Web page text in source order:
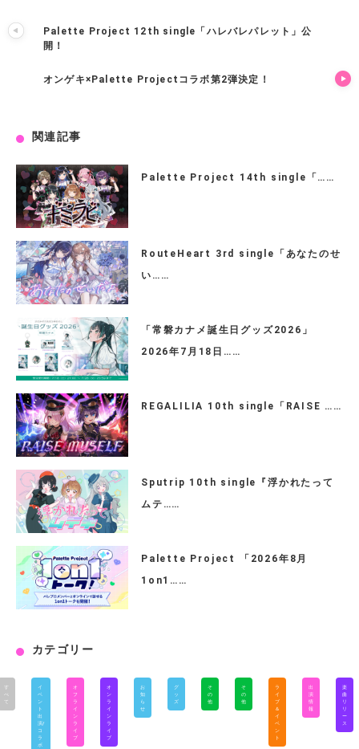
Palette Project 12th single「ハレバレパレット」公
開！
オンゲキ×Palette Projectコラボ第2弾決定！
関連記事
Palette Project 14th single「……
RouteHeart 3rd single「あなたのせ
い……
「常磐カナメ誕生日グッズ2026」
2026年7月18日……
REGALILIA 10th single「RAISE ……
Sputrip 10th single『浮かれたって
ムテ……
Palette Project 「2026年8月
1on1……
カテゴリー
す
べ
て
イ
ベ
ン
ト
出
演/
コ
ラ
ボ
オ
フ
ラ
イ
ン
ラ
イ
ブ
オ
ン
ラ
イ
ン
ラ
イ
ブ
お
知
ら
せ
グ
ッ
ズ
そ
の
他
そ
の
他
ラ
イ
ブ
＆
イ
ベ
ン
ト
出
演
情
報
楽
曲
リ
リ
ー
ス